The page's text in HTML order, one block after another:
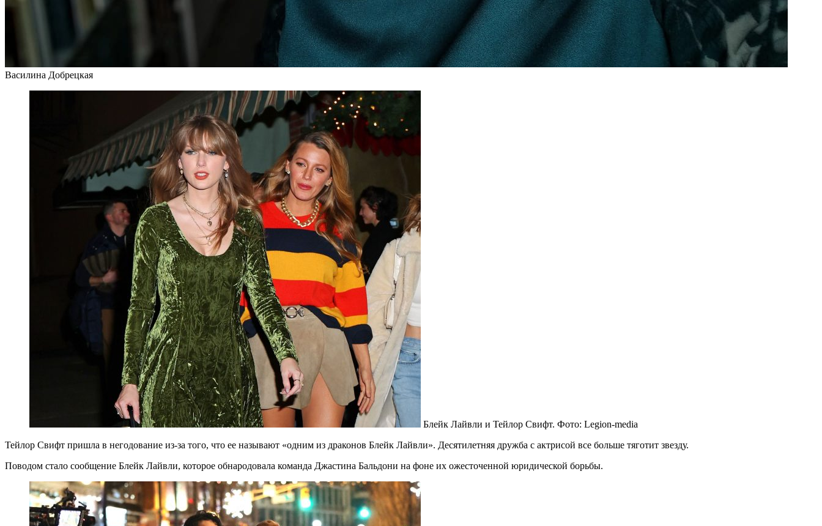
Василина Добрецкая
Блейк Лайвли и Тейлор Свифт. Фото: Legion-media
Тейлор Свифт пришла в негодование из-за того, что ее называют «одним из драконов Блейк Лайвли». Десятилетняя дружба с актрисой все больше тяготит звезду.
Поводом стало сообщение Блейк Лайвли, которое обнародовала команда Джастина Бальдони на фоне их ожесточенной юридической борьбы.